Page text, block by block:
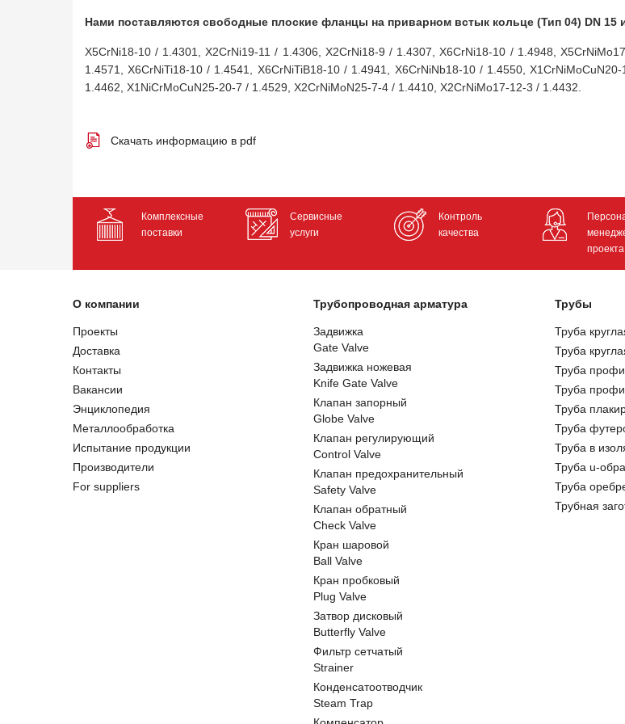
Нами поставляются свободные плоские фланцы на приварном встык кольце (Тип 04) DN 15
X5CrNi18-10 / 1.4301, X2CrNi19-11 / 1.4306, X2CrNi18-9 / 1.4307, X6CrNi18-10 / 1.4948,
1.4571, X6CrNiTi18-10 / 1.4541, X6CrNiTiB18-10 / 1.4941, X6CrNiNb18-10 / 1.4550,
1.4462, X1NiCrMoCuN25-20-7 / 1.4529, X2CrNiMoN25-7-4 / 1.4410, X2CrNiMo17-12-3 / 1.4432.
Скачать информацию в pdf
Комплексные
поставки
Сервисные
услуги
Контроль
качества
проекта
О компании
Проекты
Доставка
Контакты
Вакансии
Энциклопедия
Металлообработка
Испытание продукции
Производители
For suppliers
Трубопроводная арматура
Задвижка
Gate Valve
Задвижка ножевая
Knife Gate Valve
Клапан запорный
Globe Valve
Клапан регулирующий
Control Valve
Клапан предохранительный
Safety Valve
Клапан обратный
Check Valve
Кран шаровой
Ball Valve
Кран пробковый
Plug Valve
Затвор дисковый
Butterfly Valve
Фильтр сетчатый
Strainer
Конденсатоотводчик
Steam Trap
Трубы
Труба
Труба
Труба
Труба
Труба
Труба
Труба в
Труба u-
Труба
Трубная